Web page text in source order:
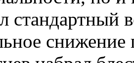
стандартный